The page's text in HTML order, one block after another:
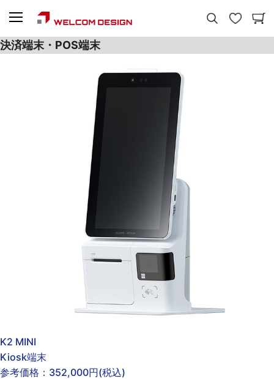
決済端末・POS端末
K2 MINI
Kiosk端末
参考価格： 352,000円(税込)